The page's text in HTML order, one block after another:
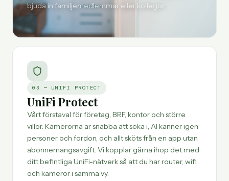
bjuda in familjemedlemmar eller kollegor.
03 — UNIFI PROTECT
UniFi Protect
Vårt förstaval för företag, BRF, kontor och större
villor. Kamerorna är snabba att söka i, AI känner igen
personer och fordon, och allt sköts från en app utan
abonnemangsavgift. Vi kopplar gärna ihop det med
ditt befintliga UniFi-nätverkså att du har router, wifi
och kameror i samma vy.